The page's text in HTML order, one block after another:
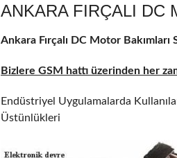
ANKARA FIRÇALI DC
Ankara Fırçalı DC Motor
Bizlere GSM hattı üzerinden her
Endüstriyel Uygulamalarda
Üstünlükleri